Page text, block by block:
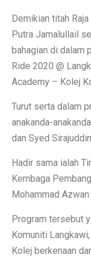
Demikian titah
Putra Jamalullail
bahagian di dalam
Ride 2020 @
Academy – Kolej
Turut serta dalam
anakanda-
dan Syed
Hadir sama ialah
Kembaga
Mohammad Azwan
Program tersebut
Komuniti
Kolej berkenaan